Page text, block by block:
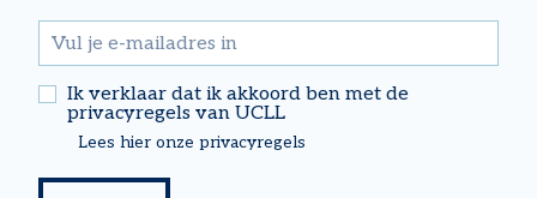
email
Ik verklaar dat ik akkoord ben met de
privacyregels van UCLL
Lees hier onze privacyregels